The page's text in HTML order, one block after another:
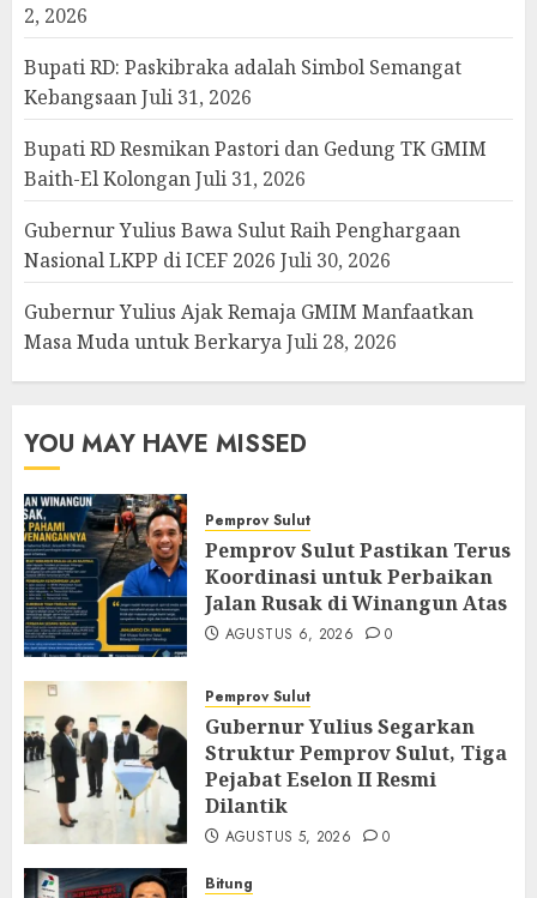
2, 2026
Bupati RD: Paskibraka adalah Simbol Semangat
KebangsaanJuli 31, 2026
Bupati RD Resmikan Pastori dan Gedung TK GMIM
Baith-El KolonganJuli 31, 2026
Gubernur Yulius Bawa Sulut Raih Penghargaan
Nasional LKPP di ICEF 2026 Juli 30, 2026
Gubernur Yulius Ajak Remaja GMIM Manfaatkan
Masa Muda untuk BerkaryaJuli 28, 2026
YOU MAY HAVE MISSED
Pemprov Sulut
Pemprov Sulut Pastikan Terus
Koordinasi untuk Perbaikan
Jalan Rusak di Winangun Atas
AGUSTUS 6, 2026 0
Pemprov Sulut
Gubernur Yulius Segarkan
Struktur Pemprov Sulut, Tiga
Pejabat Eselon II Resmi
Dilantik
AGUSTUS 5, 2026 0
Bitung